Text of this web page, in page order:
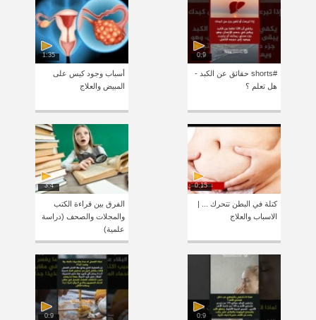
0:9
#shorts حقائق عن الكبد -
هل تعلم ؟
1:35
أسباب وجود كيس على
المبيض والعلاج
0:15
كتلة في البطن تتحرك ... |
الاسباب والعلاج
3:4
الفرق بين قراءة الكتب
والمجلات والصحف (دراسة
علمية)
0:9
0:9